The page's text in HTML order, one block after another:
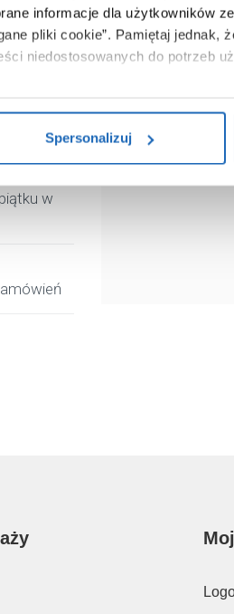
informacje dla użytkowników
pliki cookie”. Pamiętaj jednak,
niedostosowanych do potrzeb
plików cookie, kliknij „Ustawienia
Spersonalizuj
w
*
siedzibą w
k.Poznania.